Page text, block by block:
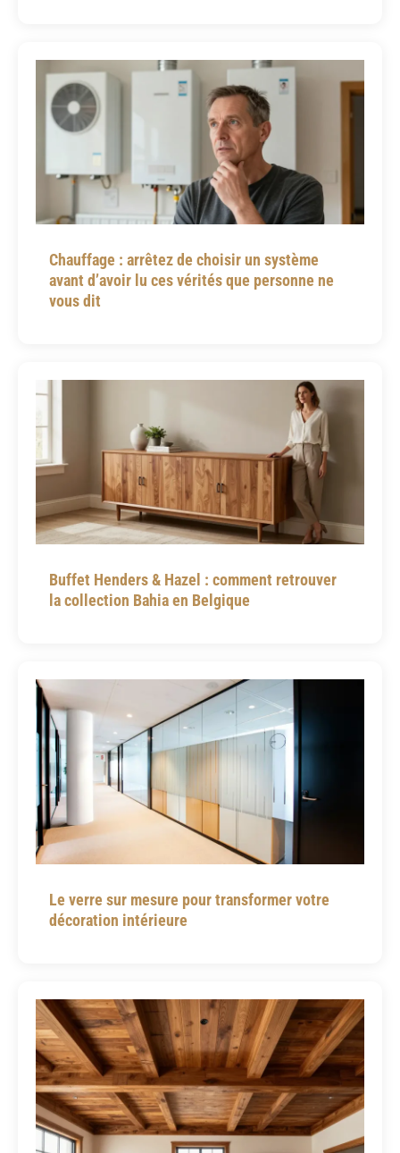
Chauffage : arrêtez de choisir un système
avant d’avoir lu ces vérités que personne ne
vous dit
Buffet Henders & Hazel : comment retrouver
la collection Bahia en Belgique
Le verre sur mesure pour transformer votre
décoration intérieure